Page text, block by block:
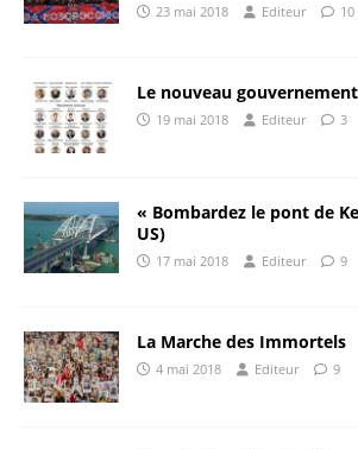
23 mai 2018 Editeur 10
Le nouveau
19 mai 2018 Editeur 3
« Bombardez le pont de
US)
17 mai 2018 Editeur 9
La Marche des Immortels
4 mai 2018 Editeur 9